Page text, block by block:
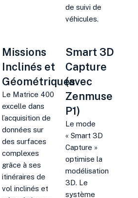
de suivi de
véhicules.
Missions
Inclinés et
Géométriques
Le Matrice 400
excelle dans
l’acquisition de
données sur
des surfaces
complexes
grâce à ses
itinéraires de
vol inclinés et
Smart 3D
Capture
(avec
Zenmuse
P1)
Le mode
« Smart 3D
Capture »
optimise la
modélisation
3D. Le
système